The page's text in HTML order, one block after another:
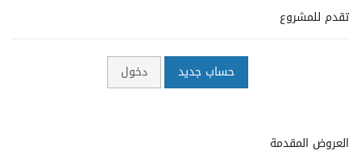
تقدم للمشروع
حساب جديد دخول
العروض المقدمة